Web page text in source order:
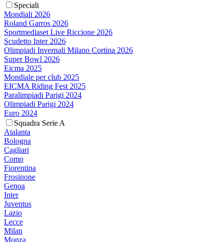
Speciali
Mondiali 2026
Roland Garros 2026
Sportmediaset Live Riccione 2026
Scudetto Inter 2026
Olimpiadi Invernali Milano Cortina 2026
Super Bowl 2026
Eicma 2025
Mondiale per club 2025
EICMA Riding Fest 2025
Paralimpiadi Parigi 2024
Olimpiadi Parigi 2024
Euro 2024
Squadra Serie A
Atalanta
Bologna
Cagliari
Como
Fiorentina
Frosinone
Genoa
Inter
Juventus
Lazio
Lecce
Milan
Monza